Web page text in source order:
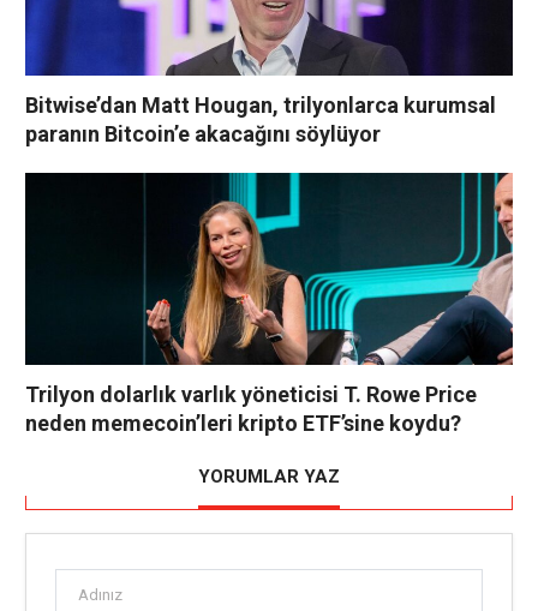
Bitwise’dan Matt Hougan, trilyonlarca kurumsal
paranın Bitcoin’e akacağını söylüyor
Trilyon dolarlık varlık yöneticisi T. Rowe Price
neden memecoin’leri kripto ETF’sine koydu?
YORUMLAR YAZ